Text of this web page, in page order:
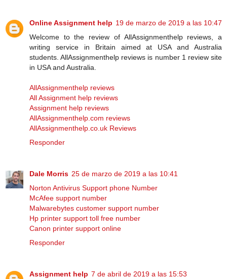
Online Assignment help 19 de marzo de 2019 a las 10:47
Welcome to the review of AllAssignmenthelp reviews, a
writing service in Britain aimed at USA and Australia
students. AllAssignmenthelp reviews is number 1 review site
in USA and Australia.
AllAssignmenthelp reviews
All Assignment help reviews
Assignment help reviews
AllAssignmenthelp.com reviews
AllAssignmenthelp.co.uk Reviews
Responder
Dale Morris 25 de marzo de 2019 a las 10:41
Norton Antivirus Support phone Number
McAfee support number
Malwarebytes customer support number
Hp printer support toll free number
Canon printer support online
Responder
Assignment help 7 de abril de 2019 a las 15:53